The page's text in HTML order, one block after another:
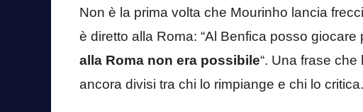
Non è la prima volta che Mourinho lancia
è diretto alla Roma: “Al Benfica posso
alla Roma non era possibile“. Una frase
ancora divisi tra chi lo rimpiange e chi lo critica.